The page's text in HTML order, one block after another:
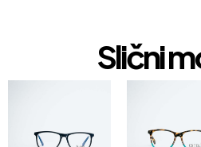
Slični
1+1